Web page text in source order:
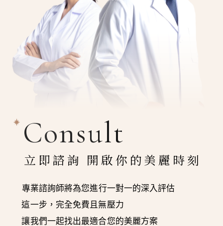
Consult
立即諮詢 開啟你的美麗時刻
專業諮詢師將為您進行一對一的深入評估
這一步，完全免費且無壓力
讓我們一起找出最適合您的美麗方案